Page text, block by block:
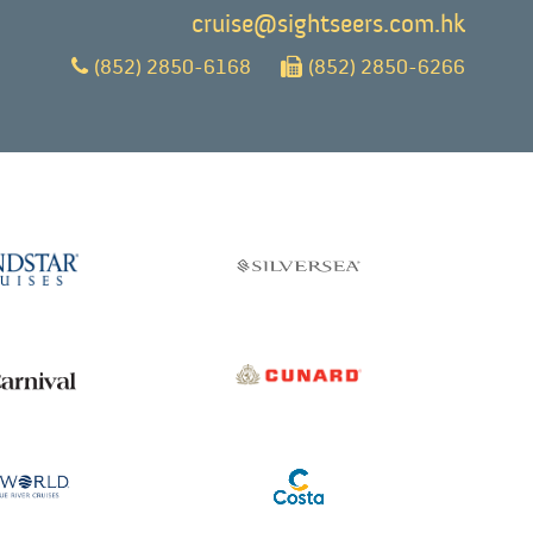
cruise@sightseers.com.hk
(852) 2850-6168 (852) 2850-6266